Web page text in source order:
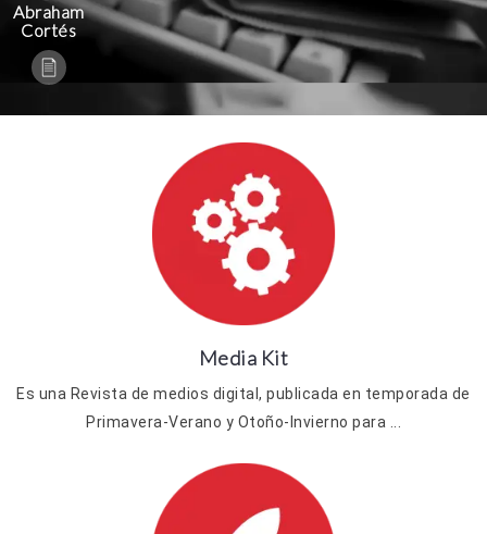
Abraham
Cortés
Media Kit
Es una Revista de medios digital, publicada en temporada de
Primavera-Verano y Otoño-Invierno para ...